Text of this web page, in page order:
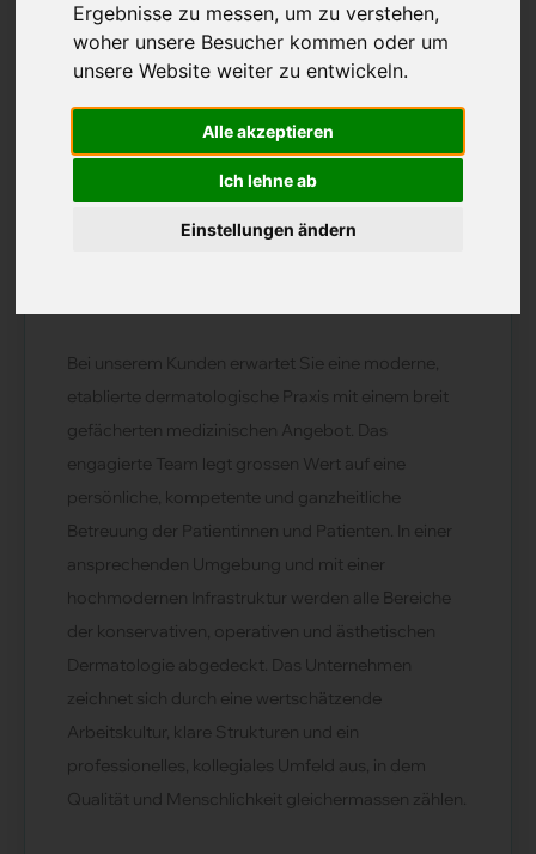
Ergebnisse zu messen, um zu verstehen,
woher unsere Besucher kommen oder um
unsere Website weiter zu entwickeln.
Alle akzeptieren
Ich lehne ab
Einstellungen ändern
Zentralschweiz Ihre Ansprechsperson :
nach Vereinbarung
Bei unserem Kunden erwartet Sie eine moderne,
etablierte dermatologische Praxis mit einem breit
gefächerten medizinischen Angebot. Das
engagierte Team legt grossen Wert auf eine
persönliche, kompetente und ganzheitliche
Betreuung der Patientinnen und Patienten. In einer
ansprechenden Umgebung und mit einer
hochmodernen Infrastruktur werden alle Bereiche
der konservativen, operativen und ästhetischen
Dermatologie abgedeckt. Das Unternehmen
zeichnet sich durch eine wertschätzende
Arbeitskultur, klare Strukturen und ein
professionelles, kollegiales Umfeld aus, in dem
Qualität und Menschlichkeit gleichermassen zählen.